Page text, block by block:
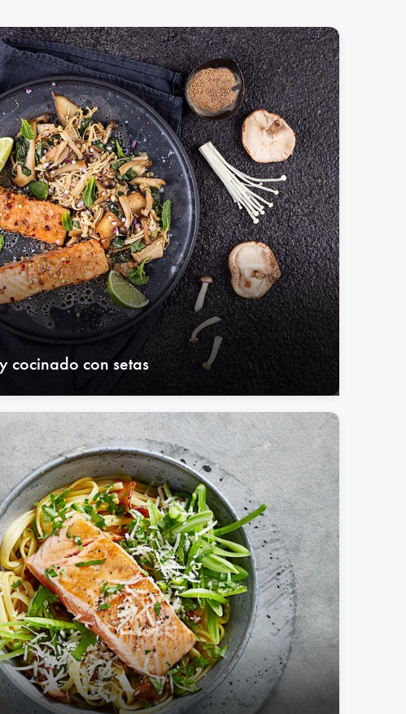
Botón de cierre del popup
cocinado con setas